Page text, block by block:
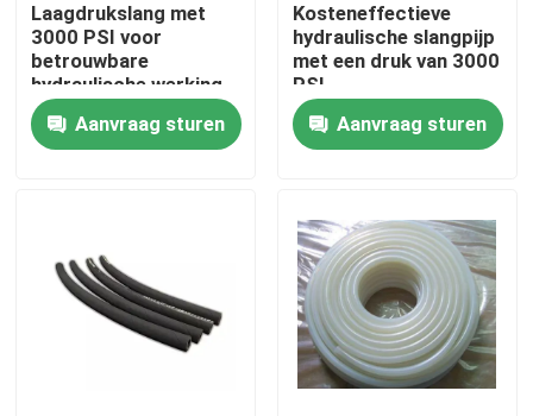
Producten
Laagdrukslang met
3000 PSI voor
betrouwbare
hydraulische werking
Aanvraag sturen
Kosteneffectieve
hydraulische slangpijp
met een druk van 3000
PSI
Aanvraag sturen